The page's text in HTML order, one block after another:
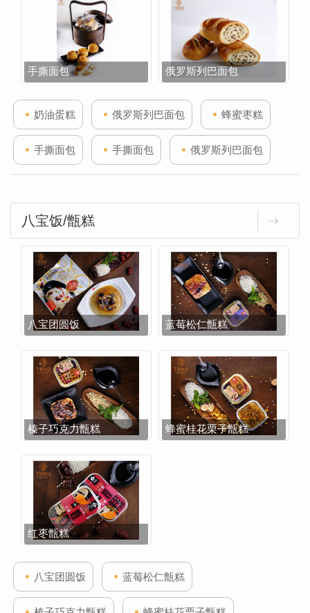
手撕面包 俄罗斯列巴面包
奶油蛋糕 俄罗斯列巴面包 蜂蜜枣糕
手撕面包 手撕面包 俄罗斯列巴面包
八宝饭/甑糕
八宝团圆饭 蓝莓松仁甑糕
榛子巧克力甑糕 蜂蜜桂花栗子甑糕
红枣甑糕
八宝团圆饭 蓝莓松仁甑糕